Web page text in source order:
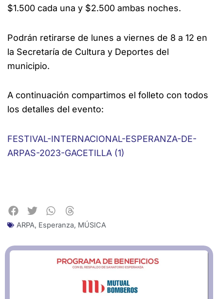
$1.500 cada una y $2.500 ambas noches.
Podrán retirarse de lunes a viernes de 8 a 12 en
la Secretaría de Cultura y Deportes del
municipio.
A continuación compartimos el folleto con todos
los detalles del evento:
FESTIVAL-INTERNACIONAL-ESPERANZA-DE-
ARPAS-2023-GACETILLA (1)
ARPA, Esperanza, MÚSICA